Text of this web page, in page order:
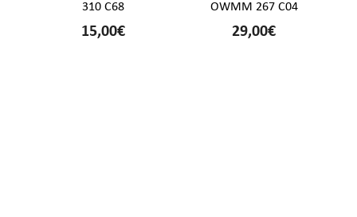
310 C68
15,00€
OWMM 267 C04
29,00€